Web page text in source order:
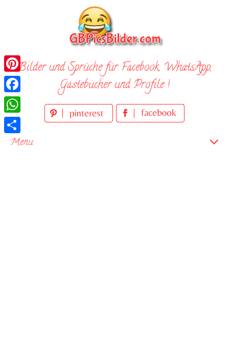
Bilder und Sprüche für Facebook, WhatsApp,
Gästebücher und Profile !
Menu
Pinterest
Facebook
WhatsApp
Teilen